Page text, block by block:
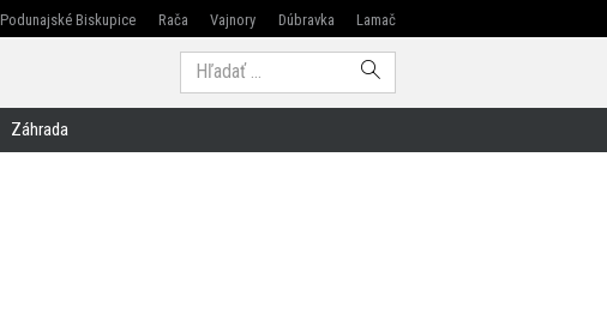
Podunajské Biskupice Rača Vajnory Dúbravka
Lamač
Hľadať:
Záhrada